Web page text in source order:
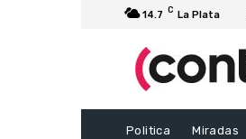
14.7 C La Plata
Politica Miradas